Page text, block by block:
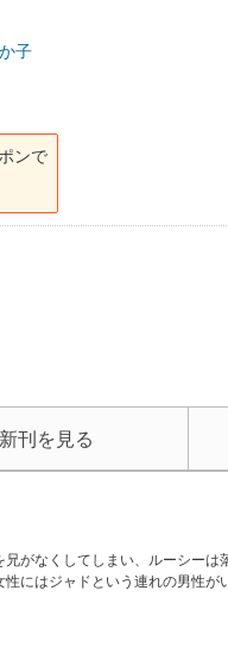
子
ンで
刊を見る
がなくしてしまい、ルーシー
にはジャドという連れの男性が